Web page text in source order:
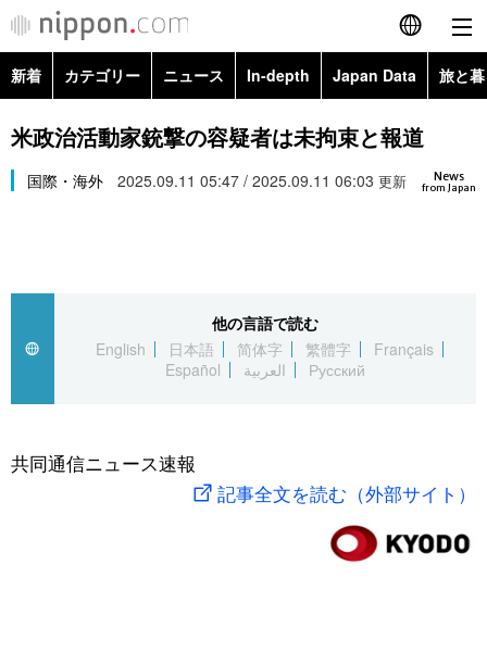
English
简体字
繁體字
العربية
社会
旅と暮らし
新着 カテゴリー ニュース In-depth Japan Data 旅と
政治・外交
経済・ビジネス
社会
文化
科学・技術
暮らし
Topics
Images
お知らせ
米政治活動家銃撃の容疑者は未拘束と報道
News
from Japan
国際・海外 2025.09.11 05:47 / 2025.09.11 06:03 更新
他の言語で読む
English
日本語 简体字 繁體字
Français
Español
العربية Русский
共同通信ニュース速報
記事全文を読む（外部サイト）